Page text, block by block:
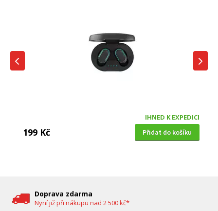
IHNED K EXPEDICI
199 Kč Přidat do košíku
Doprava zdarma
Nyní již při nákupu nad 2 500 kč*